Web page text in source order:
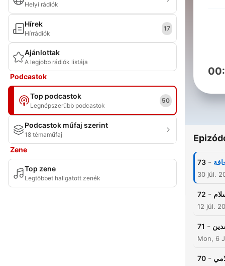
Helyi rádiók
Hírek
Hírrádiók
17
Ajánlottak
A legjobb rádiók listája
Podcastok
Top podcastok
Legnépszerűbb podcastok
50
Podcastok műfaj szerint
18 témaműfaj
Zene
Top zene
Legtöbbet hallgatott zenék
73 -
30 júl.
72 -
12 júl.
71 -
Mon, 6
70 -